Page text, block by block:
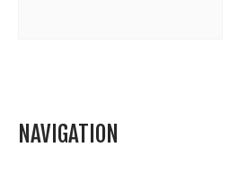
NAVIGATION